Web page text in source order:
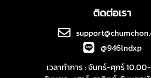
ติดต่อเรา
@946lndxp
เวลาทำการ : จันทร์-ศุกร์